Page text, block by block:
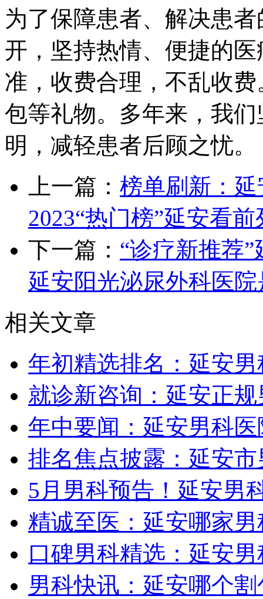
为了保障患者、解决患
开，坚持热情、便捷的
准，收费合理，不乱收
包等礼物。多年来，我
明，减轻患者后顾之忧。
上一篇： 榜单刷新：
2023“热门榜”延安看
下一篇： “诊疗新推荐
延安阳光泌尿外科医
相关文章
年初精选排名：延安男
就诊新咨询：延安正
年中要闻：延安男科医
排名焦点披露：延安
5月男科预告！延安男
精诚至医：延安哪家男
口碑男科精选：延安
男科快讯：延安哪个